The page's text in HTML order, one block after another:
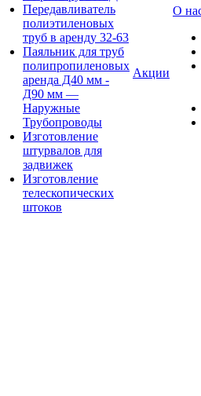
Передавливатель
полиэтиленовых
труб в аренду 32-63
Паяльник для труб
полипропиленовых
аренда Д40 мм -
Д90 мм —
Наружные
Трубопроводы
Изготовление
штурвалов для
задвижек
Изготовление
телескопических
штоков
Акции
О